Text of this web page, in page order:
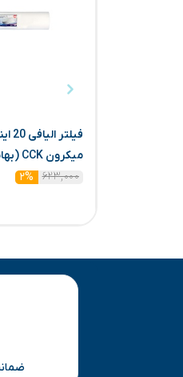
میکرون CCK (بهاب)
۶۲۳,۰۰۰
۲%